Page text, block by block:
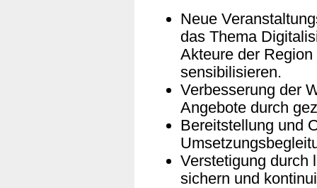
Neue
das Thema
Akteure der
sensibilisieren.
Verbesserung der
Angebote durch
Bereitstellung und
Verstetigung durch
sichern und